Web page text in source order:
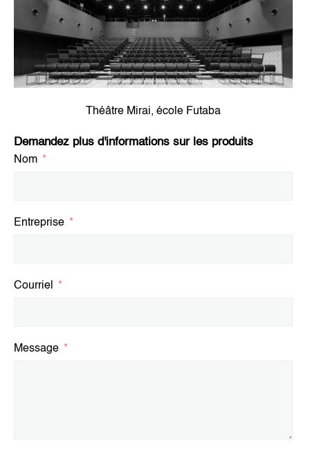
Théâtre Mirai, école Futaba
Demandez plus d'informations sur les produits
Nom
Entreprise
Courriel
Message